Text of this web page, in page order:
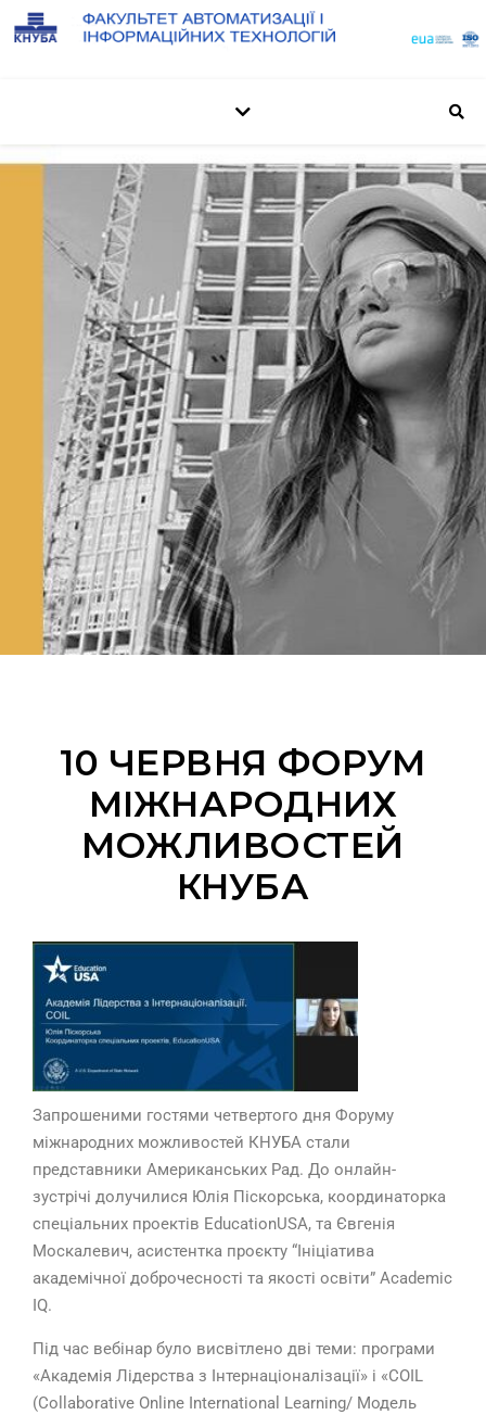
10 ЧЕРВНЯ ФОРУМ
МІЖНАРОДНИХ
МОЖЛИВОСТЕЙ
КНУБА
Запрошеними гостями четвертого дня Форуму
міжнародних можливостей КНУБА стали
представники Американських Рад. До онлайн-
зустрічі долучилися Юлія Піскорська, координаторка
спеціальних проектів EducationUSA, та Євгенія
Москалевич, асистентка проєкту “Ініціатива
академічної доброчесності та якості освіти” Academic
IQ.
Під час вебінар було висвітлено дві теми: програми
«Академія Лідерства з Інтернаціоналізації» і «COIL
(Collaborative Online International Learning/ Модель